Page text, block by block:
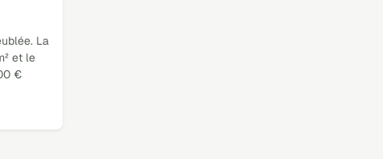
La
et le
€